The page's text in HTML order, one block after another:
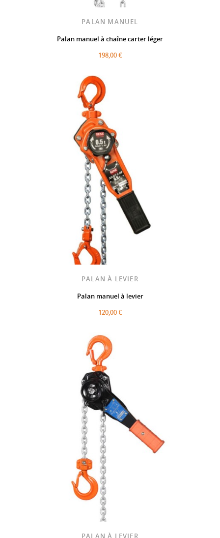
PALAN MANUEL
Palan manuel à chaîne carter léger
198,00 €
PALAN À LEVIER
Palan manuel à levier
120,00 €
PALAN À LEVIER